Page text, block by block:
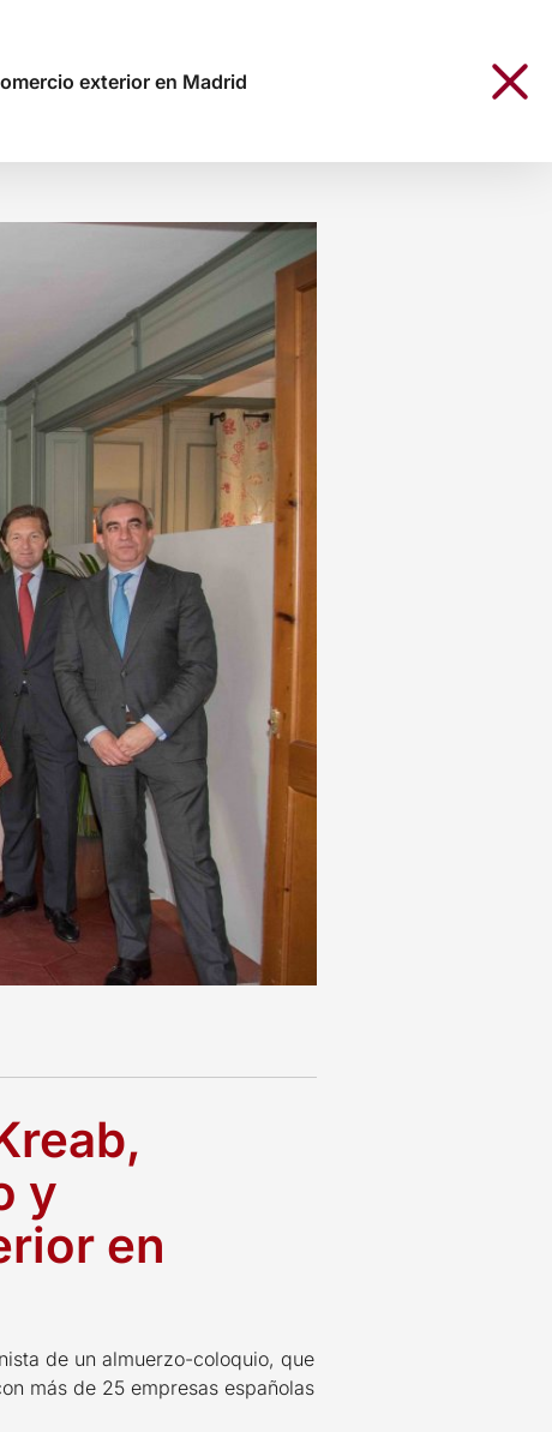
exterior en Madrid
y
en
de un almuerzo-coloquio, que
más de 25 empresas españolas